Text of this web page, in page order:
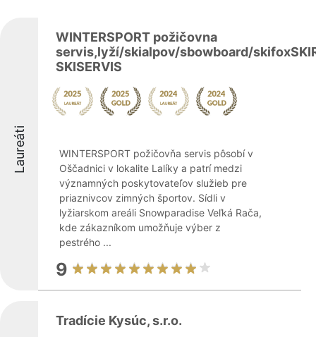
Laureáti
WINTERSPORT požičovna
servis,lyží/skialpov/sbowboard/
SKISERVIS
WINTERSPORT požičovňa servis pôsobí v
Oščadnici v lokalite Lalíky a patrí medzi
významných poskytovateľov služieb pre
priaznivcov zimných športov. Sídli v
lyžiarskom areáli Snowparadise Veľká Rača,
kde zákazníkom umožňuje výber z
pestrého ...
9
Tradície Kysúc, s.r.o.